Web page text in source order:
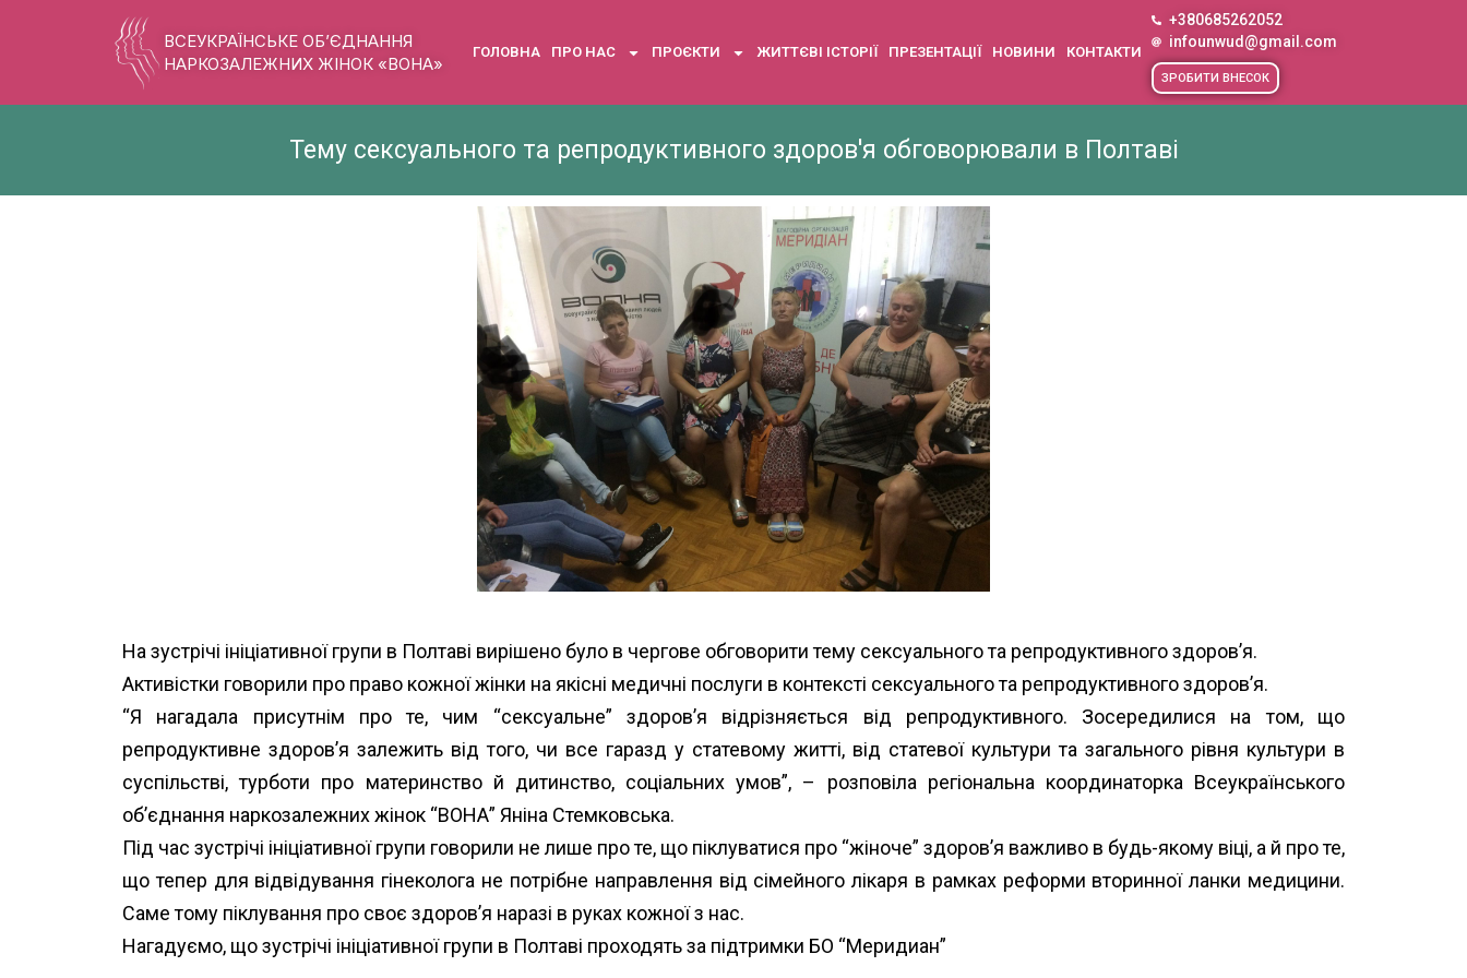
ВСЕУКРАЇНСЬКЕ ОБ’ЄДНАННЯ
НАРКОЗАЛЕЖНИХ ЖІНОК «ВОНА»
ГОЛОВНА ПРО НАС ПРОЄКТИ ЖИТТЄВІ ІСТОРІЇ ПРЕЗЕНТАЦІЇ НОВИНИ КОНТАКТИ
+380685262052
infounwud@gmail.com
ЗРОБИТИ ВНЕСОК
Тему сексуального та репродуктивного здоров'я обговорювали в Полтаві
На зустрічі ініціативної групи в Полтаві вирішено було в чергове обговорити тему сексуального та репродуктивного здоров’я.
Активістки говорили про право кожної жінки на якісні медичні послуги в контексті сексуального та репродуктивного здоров’я.
“Я нагадала присутнім про те, чим “сексуальне” здоров’я відрізняється від репродуктивного. Зосередилися на том, що
репродуктивне здоров’я залежить від того, чи все гаразд у статевому житті, від статевої культури та загального рівня культури в
суспільстві, турботи про материнство й дитинство, соціальних умов”, – розповіла регіональна координаторка Всеукраїнського
об’єднання наркозалежних жінок “ВОНА” Яніна Стемковська.
Під час зустрічі ініціативної групи говорили не лише про те, що піклуватися про “жіноче” здоров’я важливо в будь-якому віці, а й про те,
що тепер для відвідування гінеколога не потрібне направлення від сімейного лікаря в рамках реформи вторинної ланки медицини.
Саме тому піклування про своє здоров’я наразі в руках кожної з нас.
Нагадуємо, що зустрічі ініціативної групи в Полтаві проходять за підтримки БО “Меридиан”